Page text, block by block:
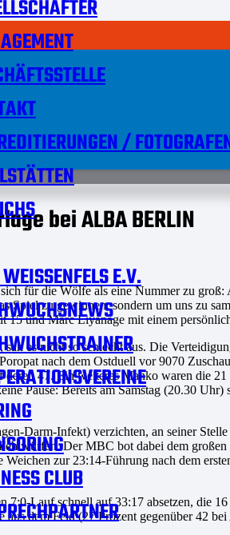
/
E.V.
CLUB
bei ALBA BERLIN
für die Wölfe als eine Nummer zu
zu gewinnen, sondern um uns zu
und Marc Liyanage mit einem
sah es nicht so schlecht aus. Die
nach dem Ostduell vor 9070
47. Ein weiteres Manko waren die
Pause: Bereits am Samstag (20.30
Darm-Infekt) verzichten, an seiner
Der MBC bot dabei dem
zur 23:14-Führung nach dem
Lauf schnell auf 33:17 absetzen, die
dem Feld (27 Prozent gegenüber 42